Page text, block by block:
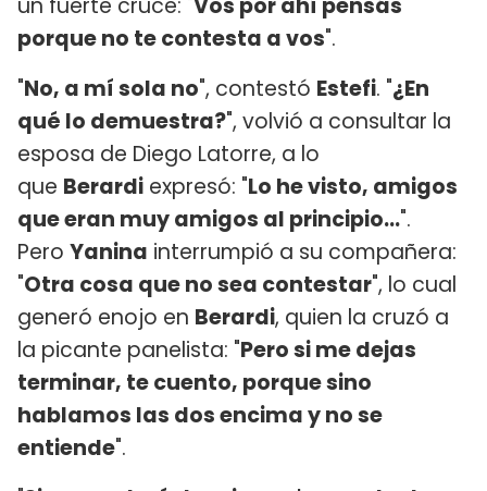
porque no te contesta a vos".
"No, a mí sola no", contestó Estefi. "¿En
qué lo demuestra?", volvió a consultar la
esposa de Diego Latorre, a lo
que Berardi expresó: "Lo he visto, amigos
que eran muy amigos al principio...".
Pero Yanina interrumpió a su compañera:
"Otra cosa que no sea contestar", lo cual
generó enojo en Berardi, quien la cruzó a
la picante panelista: "Pero si me dejas
terminar, te cuento, porque sino
hablamos las dos encima y no se
entiende".